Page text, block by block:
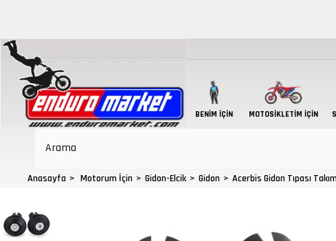
BENIM İÇIN MOTOSIKLETIM İÇIN
Anasayfa Motorum İçin Gidon-Elcik Gidon Acerbis Gidon Tıpası